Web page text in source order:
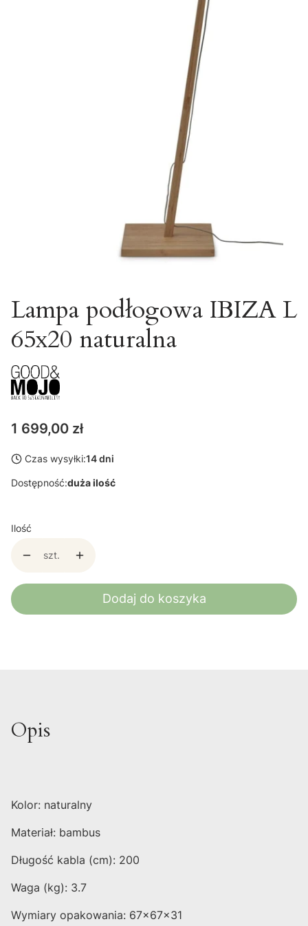
Lampa podłogowa IBIZA L
65x20 naturalna
Cena
1 699,00 zł
Czas wysyłki:14 dni
Dostępność:duża ilość
Ilość
szt.
Dodaj do koszyka
Opis
Kolor: naturalny
Materiał: bambus
Długość kabla (cm): 200
Waga (kg): 3.7
Wymiary opakowania: 67x67x31